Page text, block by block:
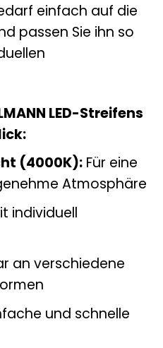
einfach auf die
passen Sie ihn so
LED-Streifens
(4000K):Für eine
Atmosphäre
individuell
an verschiedene
und schnelle